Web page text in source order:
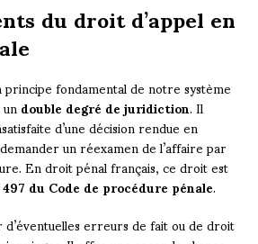
du droit d’appel en
fondamental de notre système
double degré de juridiction. Il
d’une décision rendue en
un réexamen de l’affaire par
En droit pénal français, ce droit est
du Code de procédure pénale.
erreurs de fait ou de droit